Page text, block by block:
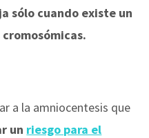
sólo cuando existe un
a la amniocentesis que
un riesgo para el